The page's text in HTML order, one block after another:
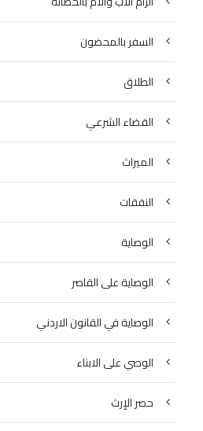
السفر بالمحضون
الطلاق
القضاء الشرعي
الميراث
النفقات
الوصاية
الوصاية على القاصر
الوصاية في القانون الاردني
الوصي على الابناء
حصر الإرث